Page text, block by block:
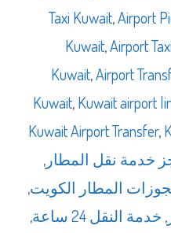
Taxi Kuwait,Airport
Kuwait,Airport
Kuwait,Airport
Kuwait,Kuwait airport
Kuwait Airport Transfer,
خدمة نقل المطار ,
المطار الكويت,
, خدمة النقل 24 ساعة
,